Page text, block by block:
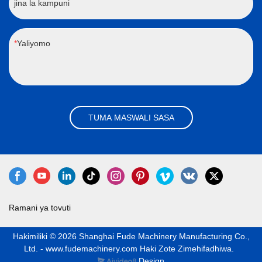
jina la kampuni
Yaliyomo
TUMA MASWALI SASA
Ramani ya tovuti
Hakimiliki © 2026 Shanghai Fude Machinery Manufacturing Co.,
Ltd. - www.fudemachinery.com Haki Zote Zimehifadhiwa.